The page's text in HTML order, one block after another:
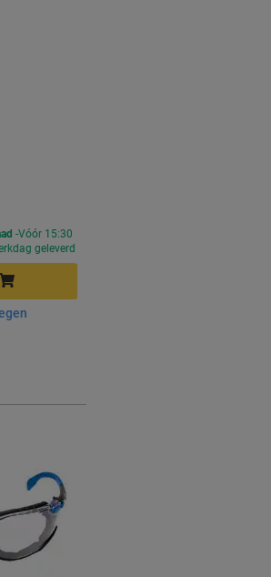
Vóór 15:30
geleverd